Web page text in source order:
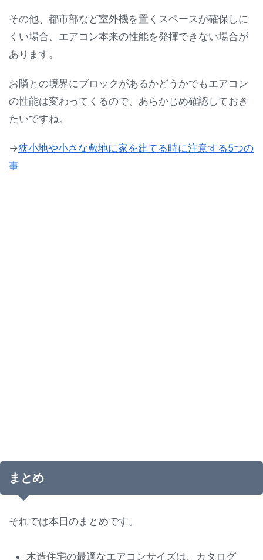
その他、都市部など室外機を置くスペースが確保しに
くい場合、エアコン本来の性能を発揮できない場合が
あります。
お隣との境界にブロックがあるかどうかでもエアコン
の性能は変わってくるので、あらかじめ確認しておき
たいですね。
→狭小地や小さな敷地に家を建てる時に注意する5つの
事
まとめ
それでは本日のまとめです。
木造住宅の最適なエアコンサイズは、カタログ